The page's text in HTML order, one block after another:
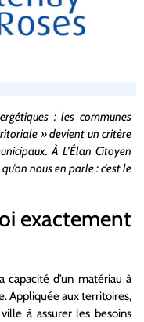
: les communes
» devient un critère
À L’Élan Citoyen
nous en parle : c’est le
exactement
d’un matériau à
Appliquée aux territoires,
à assurer les besoins